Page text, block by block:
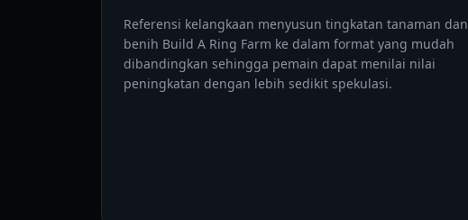
Referensi kelangkaan menyusun tingkatan tanaman dan
benih Build A Ring Farm ke dalam format yang mudah
dibandingkan sehingga pemain dapat menilai nilai
peningkatan dengan lebih sedikit spekulasi.